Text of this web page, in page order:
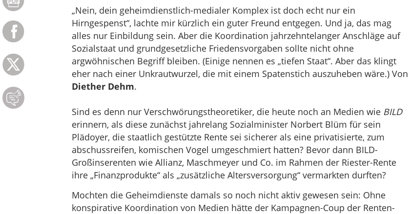
„Nein, dein geheimdienstlich-medialer Komplex ist doch echt nur ein
Hirngespenst“, lachte mir kürzlich ein guter Freund entgegen. Und ja, das mag
alles nur Einbildung sein. Aber die Koordination jahrzehntelanger Anschläge auf
Sozialstaat und grundgesetzliche Friedensvorgaben sollte nicht ohne
argwöhnischen Begriff bleiben. (Einige nennen es „tiefen Staat“. Aber das klingt
eher nach einer Unkrautwurzel, die mit einem Spatenstich auszuheben wäre.) Von
Diether Dehm.
Sind es denn nur Verschwörungstheoretiker, die heute noch an Medien wie BILD
erinnern, als diese zunächst jahrelang Sozialminister Norbert Blüm für sein
Plädoyer, die staatlich gestützte Rente sei sicherer als eine privatisierte, zum
abschussreifen, komischen Vogel umgeschmiert hatten? Bevor dann BILD-
Großinserenten wie Allianz, Maschmeyer und Co. im Rahmen der Riester-Rente
ihre „Finanzprodukte“ als „zusätzliche Altersversorgung“ vermarkten durften?
Mochten die Geheimdienste damals so noch nicht aktiv gewesen sein: Ohne
konspirative Koordination von Medien hätte der Kampagnen-Coup der Renten-